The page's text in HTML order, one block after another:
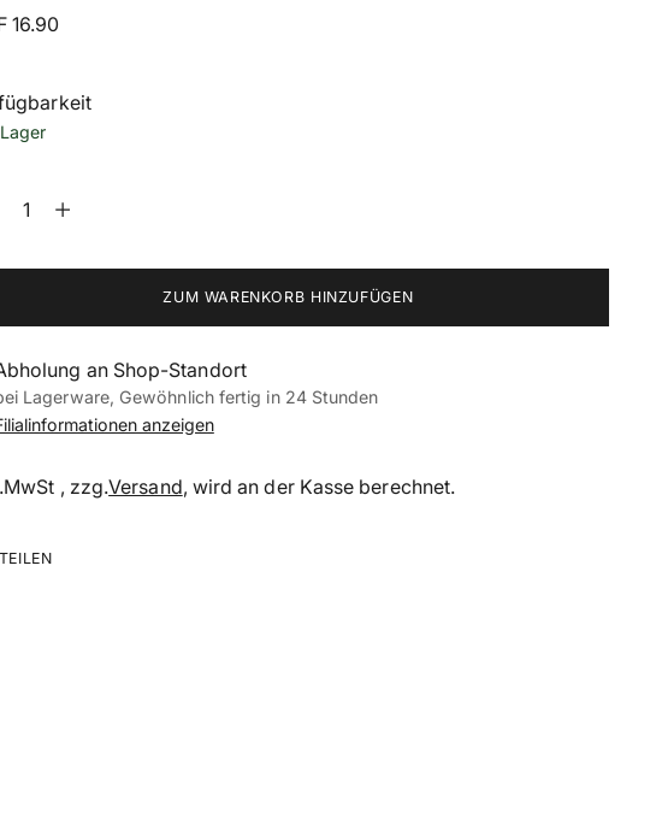
16.90
ZUM WARENKORB HINZUFÜGEN
an Shop-Standort
Lagerware, Gewöhnlich fertig in 24 Stunden
anzeigen
, zzg.Versand, wird an der Kasse berechnet.
TEILEN